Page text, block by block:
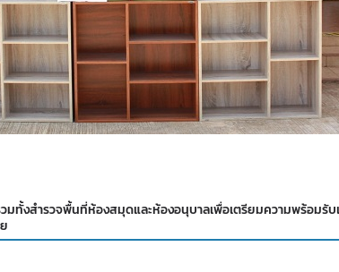
งสำรวจพื้นที่ห้องสมุดและห้องอนุบาลเพื่อเตรียมความพร้อมรั